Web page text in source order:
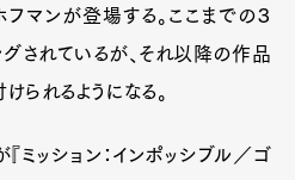
フマンが登場する。ここまでの３
グされているが、それ以降の作品
られるようになる。
ミッション：インポッシブル／ゴ